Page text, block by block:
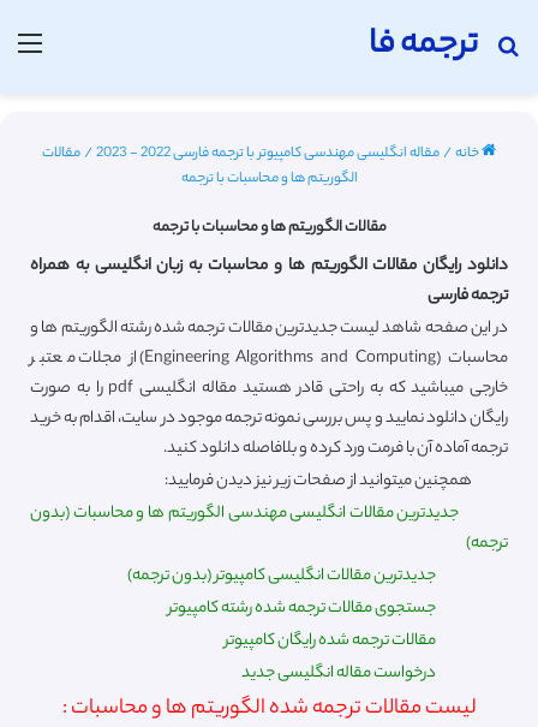
ترجمه فا
جستجو برای
خانه/مقاله انگلیسی مهندسی کامپیوتر با ترجمه فارسی 2022 - 2023 /مقالات
الگوریتم ها و محاسبات با ترجمه
مقالات الگوریتم ها و محاسبات با ترجمه
دانلود رایگان مقالات الگوریتم ها و محاسبات به زبان انگلیسی به همراه
ترجمه فارسی
در این صفحه شاهد لیست جدیدترین مقالات ترجمه شده رشته الگوریتم ها و
محاسبات (Engineering Algorithms and Computing) از مجلات معتبر
خارجی میباشید که به راحتی قادر هستید مقاله انگلیسی pdf را به صورت
رایگان دانلود نمایید و پس بررسی نمونه ترجمه موجود در سایت، اقدام به خرید
ترجمه آماده آن با فرمت ورد کرده و بلافاصله دانلود کنید.
همچنین میتوانید از صفحات زیر نیز دیدن فرمایید:
جدیدترین مقالات انگلیسی مهندسی الگوریتم ها و محاسبات (بدون
ترجمه)
جدیدترین مقالات انگلیسی کامپیوتر (بدون ترجمه)
جستجوی مقالات ترجمه شده رشته کامپیوتر
مقالات ترجمه شده رایگان کامپیوتر
درخواست مقاله انگلیسی جدید
لیست مقالات ترجمه شده الگوریتم ها و محاسبات :